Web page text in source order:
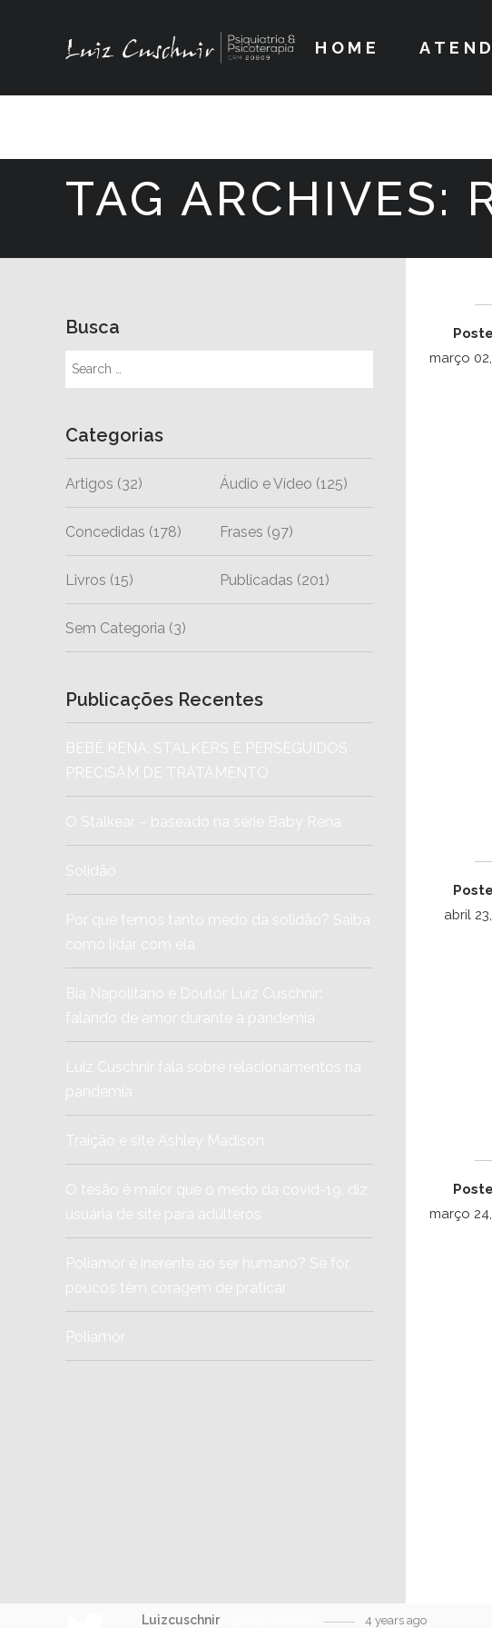
HOME
TAG ARCHIVES:
Busca
Categorias
Artigos (32) Áudio e Vídeo (125)
Concedidas (178) Frases (97)
Livros (15) Publicadas (201)
Sem Categoria (3)
Publicações Recentes
BEBÊ RENA: STALKERS E PERSEGUIDOS
PRECISAM DE TRATAMENTO
O Stalkear – baseado na série Baby Rena
Solidão
Por que temos tanto medo da solidão? Saiba
como lidar com ela
Bia Napolitano e Doutor Luiz Cuschnir:
falando de amor durante a pandemia
Luiz Cuschnir fala sobre relacionamentos na
pandemia
Traição e site Ashley Madison
O tesão é maior que o medo da covid-19, diz
usuária de site para adúlteros
Poliamor é inerente ao ser humano? Se for,
poucos têm coragem de praticar
Poliamor
março
abril
março
Luizcuschnir 4 years ago